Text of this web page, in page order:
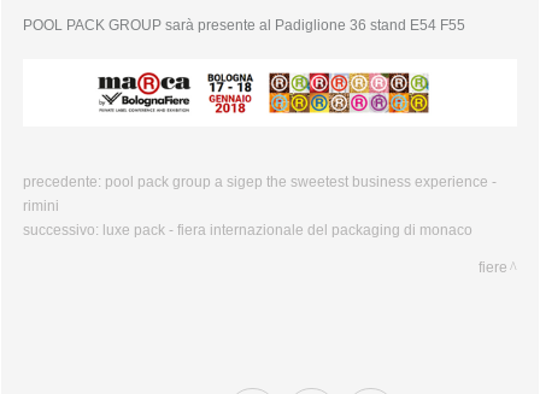
pani-tartes
pani-pousse
macchinari imballaggio
POOL PACK GROUP sarà presente al Padiglione 36 stand E54 F55
precedente: pool pack group a sigep the sweetest business experience -
rimini
successivo: luxe pack - fiera internazionale del packaging di monaco
fiere